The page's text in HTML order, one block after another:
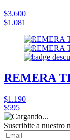
$3.600
$1.081
REMERA
$1.190
$595
Suscribite a nuestro